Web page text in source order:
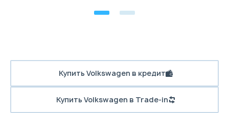
Купить Volkswagen в кредит
Купить Volkswagen в Trade-in